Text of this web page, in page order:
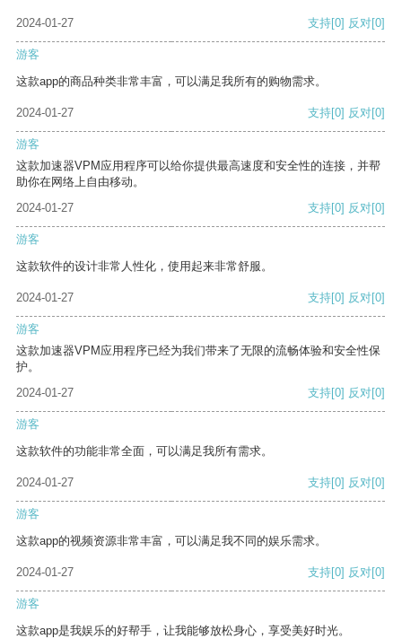
2024-01-27 支持[0] 反对[0]
游客
这款app的商品种类非常丰富，可以满足我所有的购物需求。
2024-01-27 支持[0] 反对[0]
游客
这款加速器VPM应用程序可以给你提供最高速度和安全性的连接，并帮
助你在网络上自由移动。
2024-01-27
支持[0] 反对[0]
游客
这款软件的设计非常人性化，使用起来非常舒服。
2024-01-27 支持[0] 反对[0]
游客
这款加速器VPM应用程序已经为我们带来了无限的流畅体验和安全性保
护。
2024-01-27
支持[0] 反对[0]
游客
这款软件的功能非常全面，可以满足我所有需求。
2024-01-27 支持[0] 反对[0]
游客
这款app的视频资源非常丰富，可以满足我不同的娱乐需求。
2024-01-27 支持[0] 反对[0]
游客
这款app是我娱乐的好帮手，让我能够放松身心，享受美好时光。